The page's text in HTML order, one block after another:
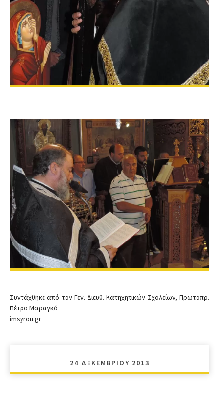
Συντάχθηκε από τον Γεν. Διευθ. Κατηχητικών Σχολείων, Πρωτοπρ.
Πέτρο Μαραγκό
imsyrou.gr
24 ΔΕΚΕΜΒΡΊΟΥ 2013